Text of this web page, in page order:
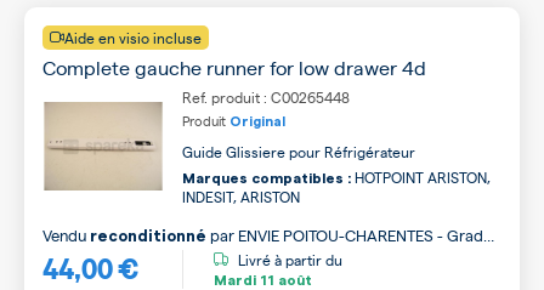
Aide en visio incluse
Complete gauche runner for low drawer 4d
Ref. produit : C00265448
Produit Original
Guide Glissiere pour Réfrigérateur
Marques compatibles : HOTPOINT ARISTON,
INDESIT, ARISTON
44,00 €
Vendu reconditionné par ENVIE POITOU-CHARENTES - Grade
B
Livré à partir du
Mardi 11 août